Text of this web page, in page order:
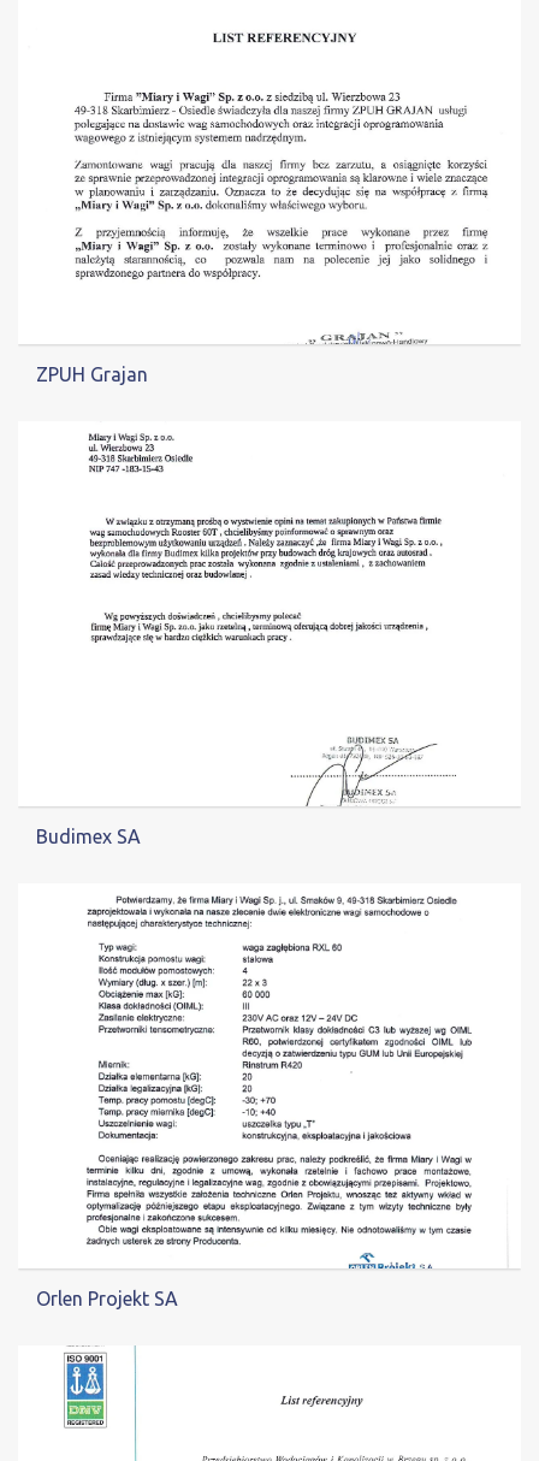
ZPUH Grajan
Budimex SA
Orlen Projekt SA